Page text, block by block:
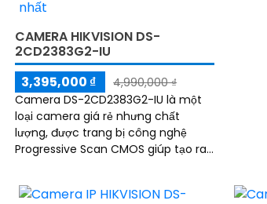
CAMERA HIKVISION DS-
2CD2383G2-IU
3,395,000 ₫
4,990,000 ₫
Camera DS-2CD2383G2-IU là một
loại camera giá rẻ nhưng chất
lượng, được trang bị công nghệ
Progressive Scan CMOS giúp tạo ra
Ấn tượng ơn với...